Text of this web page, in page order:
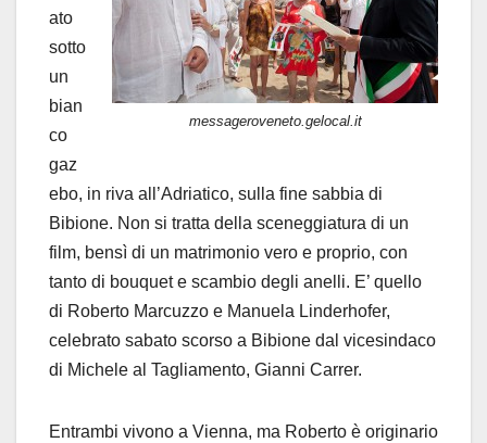
messageroveneto.gelocal.it
ato
sotto
un
bian
co
gaz
ebo, in riva all’Adriatico, sulla fine sabbia di
Bibione. Non si tratta della sceneggiatura di un
film, bensì di un matrimonio vero e proprio, con
tanto di bouquet e scambio degli anelli. E’ quello
di Roberto Marcuzzo e Manuela Linderhofer,
celebrato sabato scorso a Bibione dal vicesindaco
di Michele al Tagliamento, Gianni Carrer.
Entrambi vivono a Vienna, ma Roberto è originario